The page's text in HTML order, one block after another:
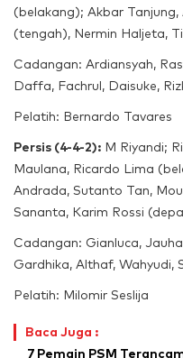
(belakang); Akbar
(tengah), Nermin Haljeta,
Cadangan: Ardiansyah,
Daffa, Fachrul, Daisuke,
Pelatih: Bernardo Tavares
Persis (4-4-2): M Riyandi;
Maulana, Ricardo Lima
Andrada, Sutanto Tan,
Sananta, Karim Rossi
Cadangan: Gianluca,
Gardhika, Althaf, Wahyudi,
Pelatih: Milomir Seslija
Baca Juga :
7 Pemain PSM